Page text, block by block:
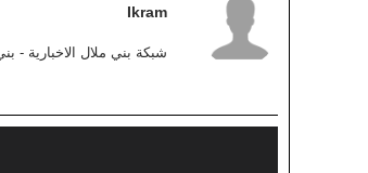
Ikram
شبكة بني ملال الاخبارية -